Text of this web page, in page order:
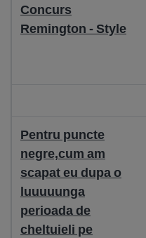
Concurs
Remington - Style
Pentru puncte
negre,cum am
scapat eu dupa o
luuuuunga
perioada de
cheltuieli pe